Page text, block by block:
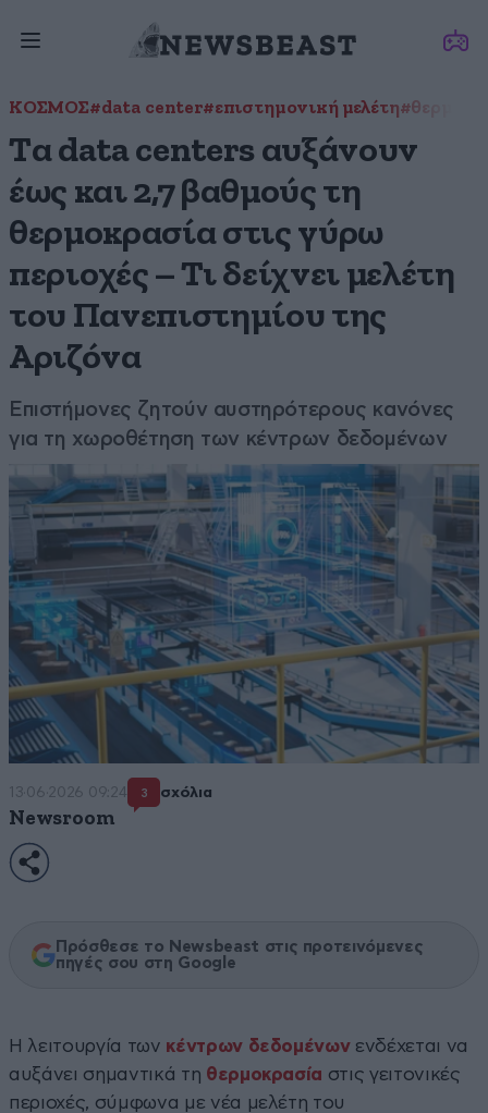
ΚΟΣΜΟΣ#data center#επιστημονική μελέτη
Tα data centers αυξάνουν
έως και 2,7 βαθμούς τη
θερμοκρασία στις γύρω
περιοχές – Τι δείχνει μελέτη
του Πανεπιστημίου της
Αριζόνα
Επιστήμονες ζητούν αυστηρότερους κανόνες
για τη χωροθέτηση των κέντρων δεδομένων
13·06·2026 09:24 3 σχόλια
Newsroom
Πρόσθεσε το Newsbeast στις προτεινόμενες
πηγές σου στη Google
Η λειτουργία των κέντρων δεδομένωνενδέχεται να
αυξάνει σημαντικά τη θερμοκρασία στις γειτονικές
περιοχές, σύμφωνα με νέα μελέτη του